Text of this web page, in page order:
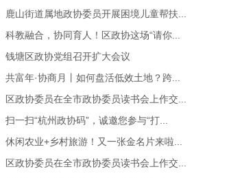
鹿山街道属地政协委员开展困境儿童帮扶...
科教融合，协同育人！区政协这场“请你...
钱塘区政协党组召开扩大会议
共富年·协商月丨如何盘活低效土地？跨...
区政协委员在全市政协委员读书会上作交...
扫一扫“杭州政协码”，诚邀您参与“打...
休闲农业+乡村旅游！又一张金名片来啦...
区政协委员在全市政协委员读书会上作交...